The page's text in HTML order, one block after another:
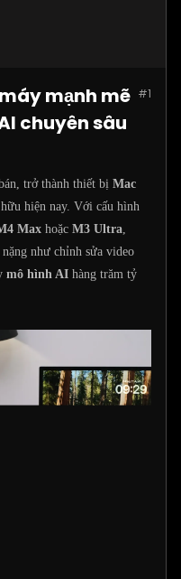
#1
mạnh mẽ
chuyên sâu
trở thành thiết bị Mac
hiện nay. Với cấu hình
Max hoặc M3 Ultra,
như chỉnh sửa video
mô hình AI hàng trăm tỷ